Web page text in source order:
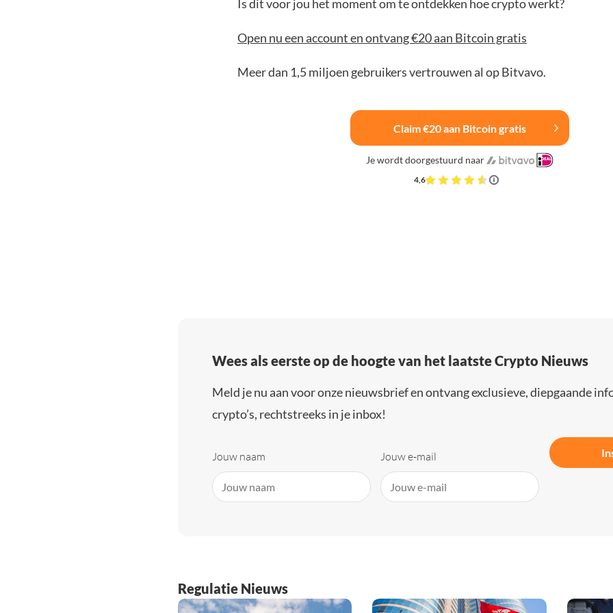
Is dit voor jou het moment om te ontdekken hoe crypto werkt?
Open nu een account en ontvang €20 aan Bitcoin gratis
Meer dan 1,5 miljoen gebruikers vertrouwen al op Bitvavo.
Claim €20 aan Bitcoin gratis
Je wordt doorgestuurd naar
4,6
Wees als eerste op de hoogte van het laatste Crypto Nieuws
Meld je nu aan voor onze nieuwsbrief en ontvang exclusieve, diepgaande
crypto’s, rechtstreeks in je inbox!
Jouw naam Jouw e-mail
Regulatie Nieuws